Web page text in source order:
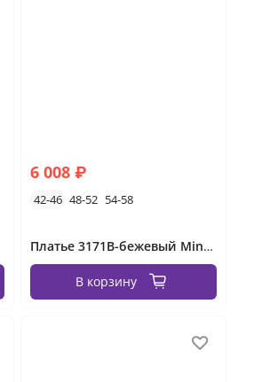
6 008 ₽
42-46 48-52 54-58
Платье 3171B-бежевый Minova
В корзину